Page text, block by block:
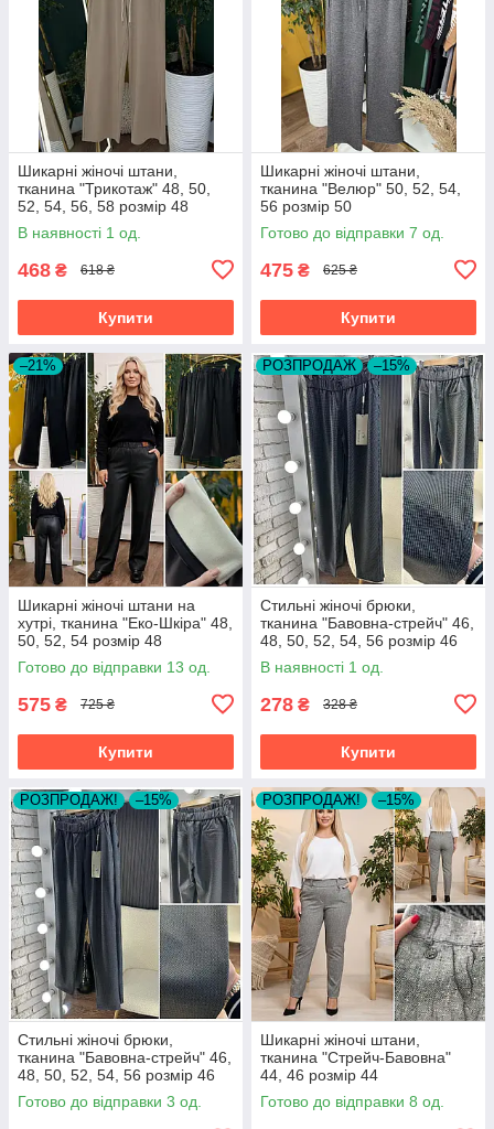
Шикарні жіночі штани,
тканина "Трикотаж" 48, 50,
52, 54, 56, 58 розмір 48
В наявності 1 од.
468 ₴ 618 ₴
Купити
Шикарні жіночі штани,
тканина "Велюр" 50, 52, 54,
56 розмір 50
Готово до відправки 7 од.
475 ₴ 625 ₴
Купити
–21%
Шикарні жіночі штани на
хутрі, тканина "Еко-Шкіра" 48,
50, 52, 54 розмір 48
Готово до відправки 13 од.
575 ₴ 725 ₴
Купити
РОЗПРОДАЖ –15%
Стильні жіночі брюки,
тканина "Бавовна-стрейч" 46,
48, 50, 52, 54, 56 розмір 46
В наявності 1 од.
278 ₴ 328 ₴
Купити
РОЗПРОДАЖ! –15%
Стильні жіночі брюки,
тканина "Бавовна-стрейч" 46,
48, 50, 52, 54, 56 розмір 46
Готово до відправки 3 од.
РОЗПРОДАЖ! –15%
Шикарні жіночі штани,
тканина "Стрейч-Бавовна"
44, 46 розмір 44
Готово до відправки 8 од.